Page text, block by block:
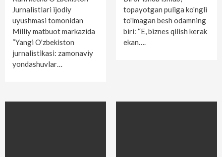
Jurnalistlari ijodiy
uyushmasi tomonidan
Milliy matbuot markazida
“Yangi O'zbekiston
jurnalistikasi: zamonaviy
yondashuvlar…
topayotgan puliga ko'ngli
to'lmagan besh odamning
biri: “E, biznes qilish kerak
ekan….